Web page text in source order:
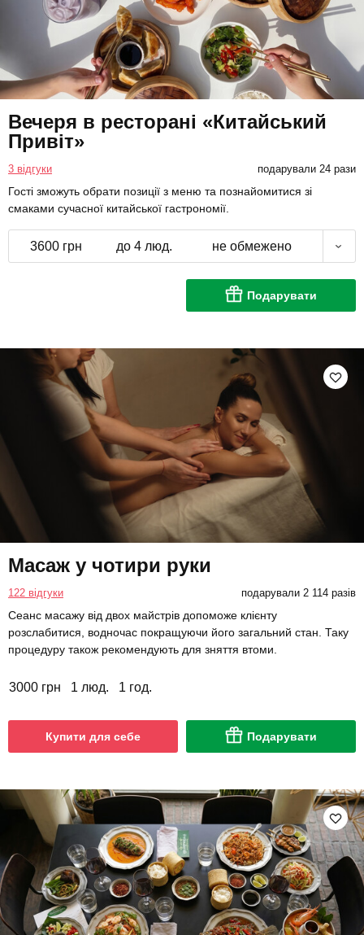
Вечеря в ресторані «Китайський
Привіт»
3 відгуки подарували 24 рази
Гості зможуть обрати позиції з меню та познайомитися зі
смаками сучасної китайської гастрономії.
3600 грн до 4 люд. не обмежено
Подарувати
Масаж у чотири руки
122 відгуки подарували 2 114 разів
Сеанс масажу від двох майстрів допоможе клієнту
розслабитися, водночас покращуючи його загальний стан. Таку
процедуру також рекомендують для зняття втоми.
3000 грн 1 люд. 1 год.
Купити для себе Подарувати